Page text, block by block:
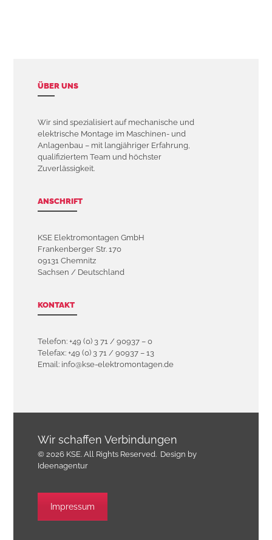
ÜBER UNS
Wir sind spezialisiert auf mechanische und
elektrische Montage im Maschinen- und
Anlagenbau – mit langjähriger Erfahrung,
qualifiziertem Team und höchster
Zuverlässigkeit.
ANSCHRIFT
KSE Elektromontagen GmbH
Frankenberger Str. 170
09131 Chemnitz
Sachsen / Deutschland
KONTAKT
Telefon: +49 (0) 3 71 / 90937 – 0
Telefax: +49 (0) 3 71 / 90937 – 13
Email: info@kse-elektromontagen.de
Wir schaffen Verbindungen
© 2026 KSE. All Rights Reserved. Design by
Ideenagentur
Impressum